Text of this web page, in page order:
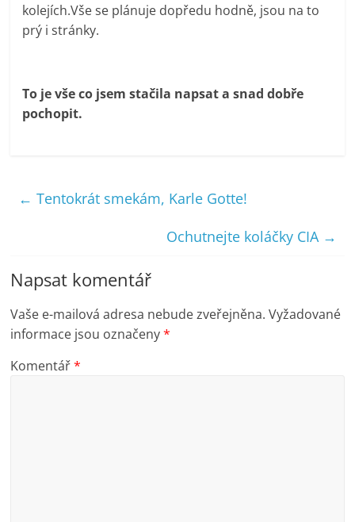
kolejích.Vše se plánuje dopředu hodně, jsou na to
prý i stránky.
To je vše co jsem stačila napsat a snad dobře
pochopit.
← Tentokrát smekám, Karle Gotte!
Ochutnejte koláčky CIA →
Napsat komentář
Vaše e-mailová adresa nebude zveřejněna. Vyžadované
informace jsou označeny*
Komentář*